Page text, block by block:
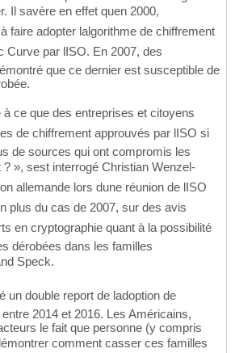
Il savère en effet quen 2000,
faire adopter lalgorithme de chiffrement
par lISO. En 2007, des
que ce dernier est susceptible de
à ce que des entreprises et citoyens
de chiffrement approuvés par lISO si
de sources qui ont compromis les
», sest interrogé Christian Wenzel-
allemande lors dune réunion de lISO
plus du cas de 2007, sur des avis
en cryptographie quant à la possibilité
dérobées dans les familles
Speck.
double report de ladoption de
2014 et 2016. Les Américains,
le fait que personne (y compris
comment casser ces familles